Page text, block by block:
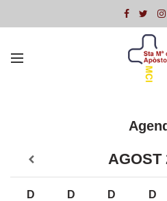
AGOST
D D D D